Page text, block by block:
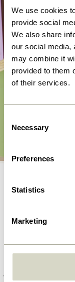
We use cookies
provide social
We also share
our social media,
may combine it
provided to them
of their services.
Selection
Necessary
Preferences
Statistics
Marketing
Talk Wandlampe Hellgrau